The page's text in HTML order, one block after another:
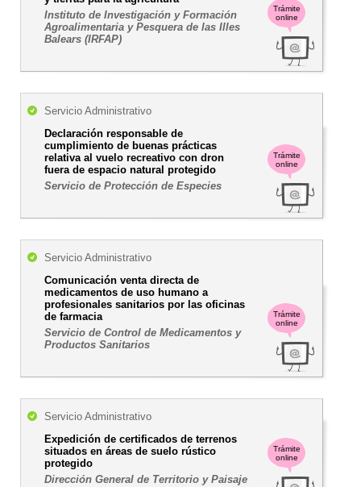
Trámite
online
Instituto de Investigación y Formación
Agroalimentaria y Pesquera de las Illes
Balears (IRFAP)
Trámite
online
Servicio Administrativo
Declaración responsable de
cumplimiento de buenas prácticas
relativa al vuelo recreativo con dron
fuera de espacio natural protegido
Servicio de Protección de Especies
Trámite
online
Servicio Administrativo
Comunicación venta directa de
medicamentos de uso humano a
profesionales sanitarios por las oficinas
de farmacia
Servicio de Control de Medicamentos y
Productos Sanitarios
Trámite
online
Servicio Administrativo
Expedición de certificados de terrenos
situados en áreas de suelo rústico
protegido
Dirección General de Territorio y Paisaje